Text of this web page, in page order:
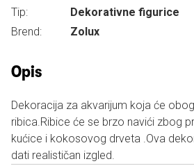
Tip:
Dekorativne figurice
Brend:
Zolux
Opis
Dekoracija za akvarijum koja će
ribica.Ribice će se brzo navići zbog
kućice i kokosovog drveta .Ova
dati realističan izgled.